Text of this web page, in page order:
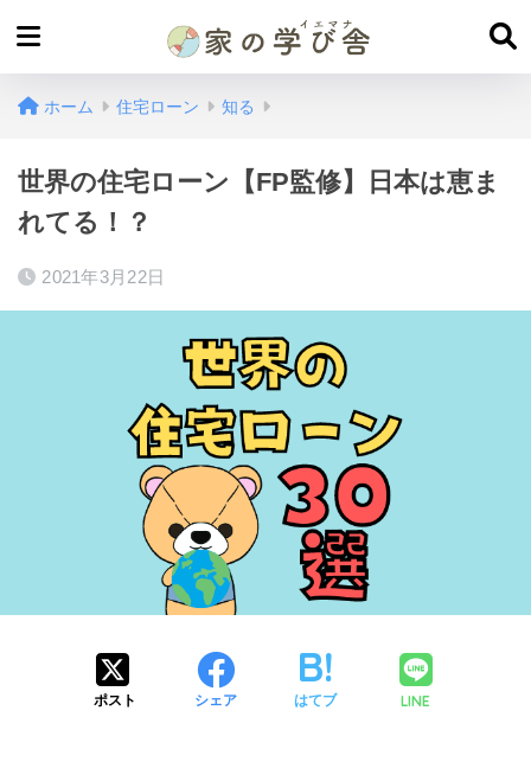
ホーム 住宅ローン 知る
世界の住宅ローン【FP監修】日本は恵ま
れてる！？
2021年3月22日
ポスト シェア はてブ LINE